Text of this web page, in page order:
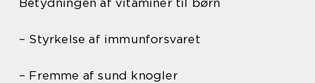
– Styrkelse af immunforsvaret
– Fremme af sund knogler